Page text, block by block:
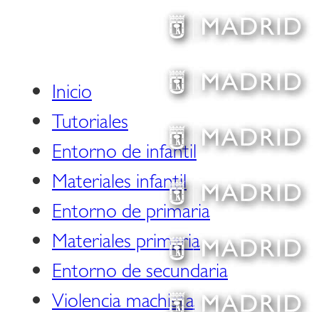
Inicio
Tutoriales
Entorno de infantil
Materiales infantil
Entorno de primaria
Materiales primaria
Entorno de secundaria
Violencia machista